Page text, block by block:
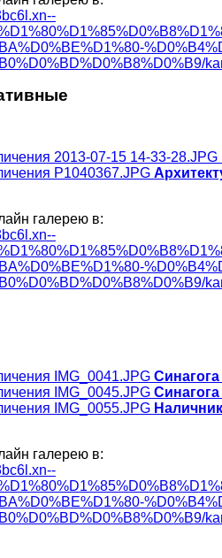
галерею в:
Синагога
галерею в: